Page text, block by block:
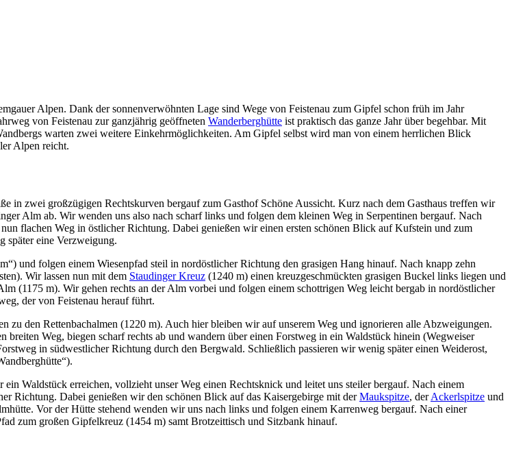
Alpen. Dank der sonnenverwöhnten Lage sind Wege von Feistenau zum Gipfel schon früh im Jahr
von Feistenau zur ganzjährig geöffneten Wanderberghütte ist praktisch das ganze Jahr über begehbar. Mit
warten zwei weitere Einkehrmöglichkeiten. Am Gipfel selbst wird man von einem herrlichen Blick
Alpen reicht.
in zwei großzügigen Rechtskurven bergauf zum Gasthof Schöne Aussicht. Kurz nach dem Gasthaus treffen wir
Alm ab. Wir wenden uns also nach scharf links und folgen dem kleinen Weg in Serpentinen bergauf. Nach
flachen Weg in östlicher Richtung. Dabei genießen wir einen ersten schönen Blick auf Kufstein und zum
später eine Verzweigung.
und folgen einem Wiesenpfad steil in nordöstlicher Richtung den grasigen Hang hinauf. Nach knapp zehn
Wir lassen nun mit dem Staudinger Kreuz (1240 m) einen kreuzgeschmückten grasigen Buckel links liegen und
(1175 m). Wir gehen rechts an der Alm vorbei und folgen einem schottrigen Weg leicht bergab in nordöstlicher
der von Feistenau herauf führt.
zu den Rettenbachalmen (1220 m). Auch hier bleiben wir auf unserem Weg und ignorieren alle Abzweigungen.
Weg, biegen scharf rechts ab und wandern über einen Forstweg in ein Waldstück hinein (Wegweiser
in südwestlicher Richtung durch den Bergwald. Schließlich passieren wir wenig später einen Weiderost,
Waldstück erreichen, vollzieht unser Weg einen Rechtsknick und leitet uns steiler bergauf. Nach einem
Richtung. Dabei genießen wir den schönen Blick auf das Kaisergebirge mit derMaukspitze, derAckerlspitze und
Vor der Hütte stehend wenden wir uns nach links und folgen einem Karrenweg bergauf. Nach einer
zum großen Gipfelkreuz (1454 m) samt Brotzeittisch und Sitzbank hinauf.